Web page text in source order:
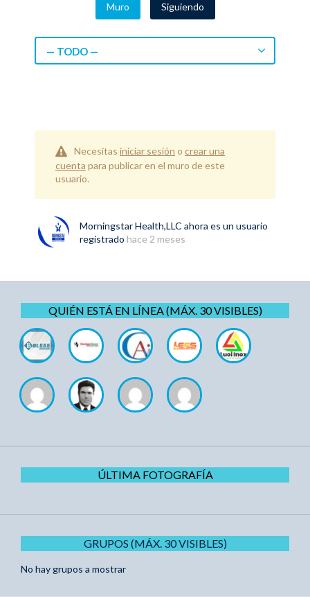
Muro Siguiendo
— TODO —
Necesitas iniciar sesión o crear una
cuenta para publicar en el muro de este
usuario.
Morningstar Health,LLC ahora es un usuario
registrado hace 2 meses
QUIÉN ESTÁ EN LÍNEA (MÁX. 30 VISIBLES)
ÚLTIMA FOTOGRAFÍA
GRUPOS (MÁX. 30 VISIBLES)
No hay grupos a mostrar